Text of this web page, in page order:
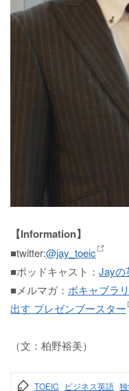
【Information】
■twitter:@jay_toeic
■ポッドキャスト： Jayの
■メルマガ： ボキャブラ
出す プレゼンブースター
（文：柏野裕美）
TOEIC ビジネス英語